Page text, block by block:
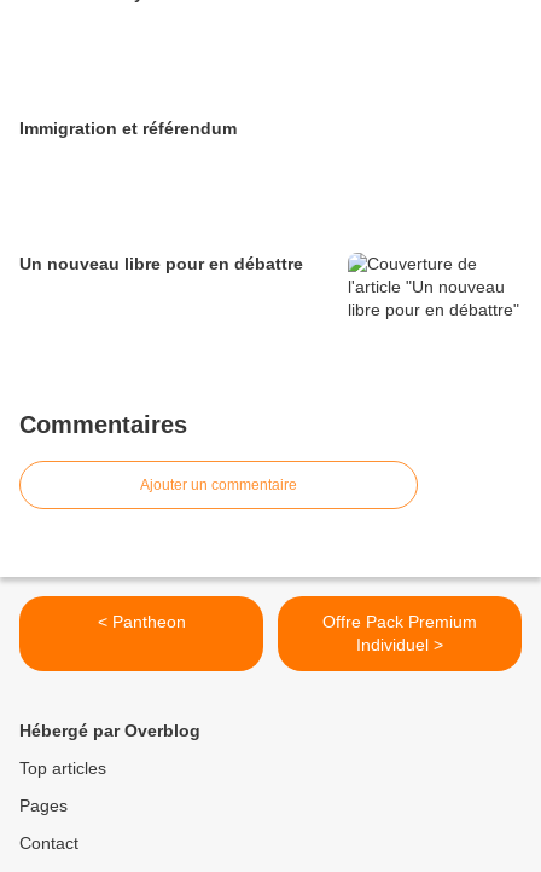
Immigration et référendum
Un nouveau libre pour en débattre
Commentaires
Ajouter un commentaire
< Pantheon
Offre Pack Premium
Individuel >
Hébergé par Overblog
Top articles
Pages
Contact